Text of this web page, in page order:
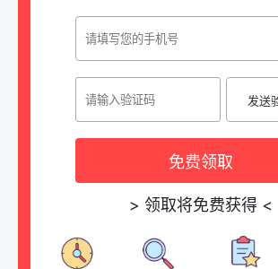
发送
免费领取
> 领取将免费获得 <